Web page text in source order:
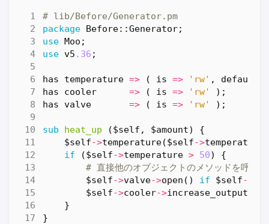
# lib/Before/Generator.pm
package Before::Generator;
use Moo ;
use v5 .36 ;
has temperature => ( is => 'rw' , default
has
cooler => ( is => 'rw'
);
has valve => ( is => 'rw' );
sub heat_up
($self, $amount) {
$self->temperature($self->temperature
if
($self->temperature > 50)
{
# 直接他のオブジェクトのメソッドを呼び
$self->valve->open () if $self->
$self->cooler->increase_output
}
}